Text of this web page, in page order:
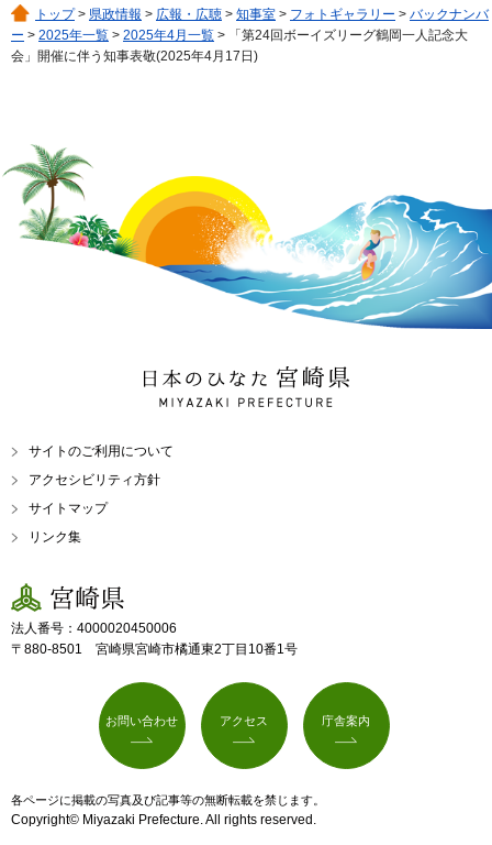
トップ> 県政情報 > 広報・広聴 > 知事室 > フォトギャラリー > バックナンバ
ー > 2025年一覧 > 2025年4月一覧 > 「第24回ボーイズリーグ鶴岡一人記念大
会」開催に伴う知事表敬(2025年4月17日)
日本のひなた 宮崎県
MIYAZAKI PREFECTURE
サイトのご利用について
アクセシビリティ方針
サイトマップ
リンク集
宮崎県
法人番号：4000020450006
〒880-8501 宮崎県宮崎市橘通東2丁目10番1号
お問い合わせ アクセス 庁舎案内
各ページに掲載の写真及び記事等の無断転載を禁じます。
Copyright© Miyazaki Prefecture. All rights reserved.